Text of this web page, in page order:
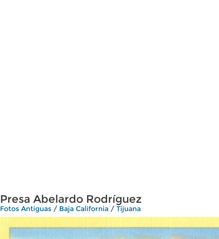
Presa Abelardo Rodríguez
Fotos Antiguas / Baja California / Tijuana